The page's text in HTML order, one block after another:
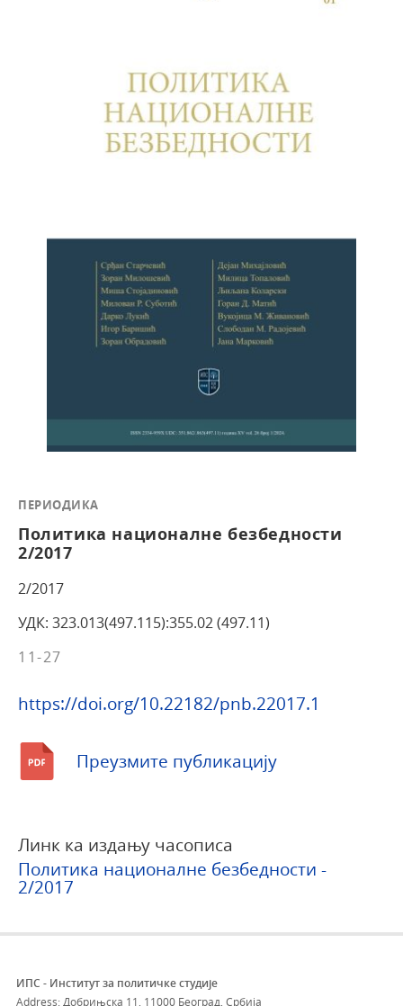
ПЕРИОДИКА
Политика националне безбедности
2/2017
2/2017
УДК: 323.013(497.115):355.02 (497.11)
11-27
https://doi.org/10.22182/pnb.22017.1
Преузмите публикацију
Линк ка издању часописа
Политика националне безбедности -
2/2017
ИПС - Институт за политичке студије
Address: Добрињска 11, 11000 Београд, Србија